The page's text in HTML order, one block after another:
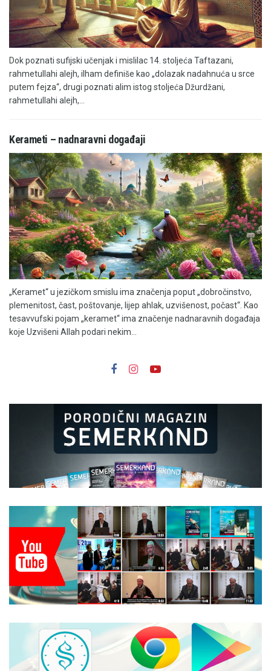
Dok poznati sufijski učenjak i mislilac 14. stoljeća Taftazani,
rahmetullahi alejh, ilham definiše kao „dolazak nadahnuća u srce
putem fejza“, drugi poznati alim istog stoljeća Džurdžani,
rahmetullahi alejh,...
Kerameti – nadnaravni događaji
„Keramet“ u jezičkom smislu ima značenja poput „dobročinstvo,
plemenitost, čast, poštovanje, lijep ahlak, uzvišenost, počast“. Kao
tesavvufski pojam „keramet“ ima značenje nadnaravnih događaja
koje Uzvišeni Allah podari nekim...